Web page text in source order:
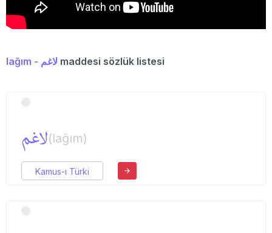
lağım - لاغم maddesi sözlük listesi
لاغم(lağım)
Kamus-ı Türki